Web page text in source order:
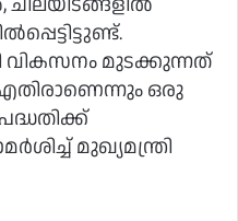
വികസനം മുടക്കുന്നത്‌
എതിരാണെന്നും ഒരു
മുഖ്യമന്ത്രി